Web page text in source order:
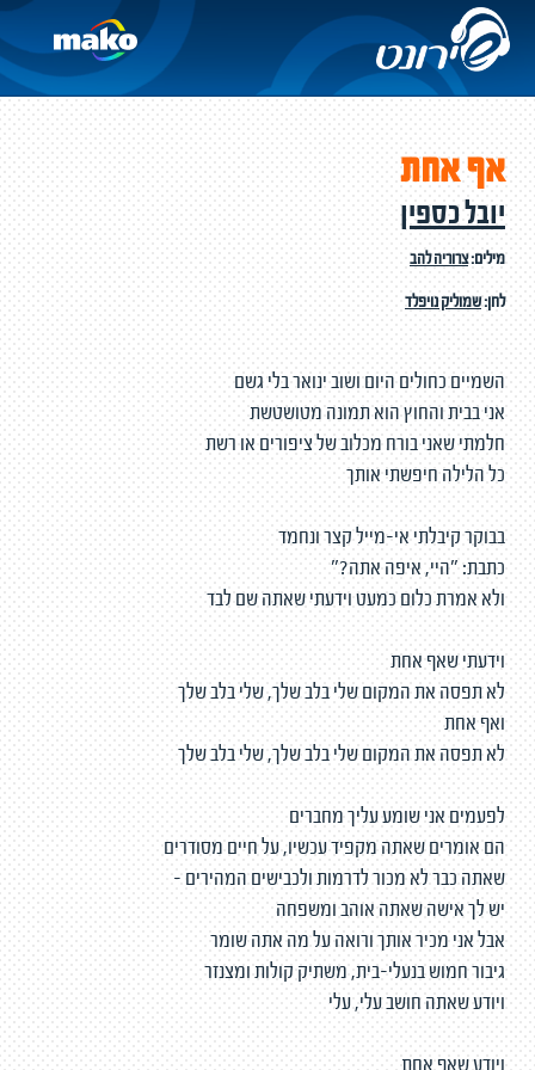
אף אחת
יובל כספין
מילים:צרוריה להב
לחן:שמוליק נויפלד
השמיים כחולים היום ‬ושוב ינואר בלי גשם ‬
‫אני בבית ‬והחוץ הוא תמונה מטושטשת ‬
‫חלמתי שאני בורח ‬מכלוב של ציפורים או רשת ‬
‫כל הלילה חיפשתי אותך ‬
‫בבוקר קיבלתי אי-מייל קצר ונחמד
‬כתבת: "היי, איפה אתה?" ‬
‫ולא אמרת כלום כמעט ‬וידעתי שאתה שם לבד ‬
‫וידעתי שאף אחת ‬
‫לא תפסה את המקום שלי בלב שלך, ‬שלי בלב שלך ‬
‫ואף אחת ‬
‫לא תפסה את המקום שלי בלב שלך, ‬שלי בלב שלך ‬
‫לפעמים אני שומע עליך מחברים ‬
‫הם אומרים שאתה מקפיד עכשיו, ‬על חיים מסודרים ‬
‫שאתה כבר לא מכור לדרמות ‬‫ולכבישים המהירים -‬
‫יש לך אישה שאתה אוהב ומשפחה ‬
‫אבל אני מכיר אותך ‬ורואה על מה אתה שומר ‬
‫גיבור חמוש בנעלי-בית, ‬משתיק קולות ומצנזר ‬
‫ויודע שאתה חושב עלי, ‬‫עלי ‬